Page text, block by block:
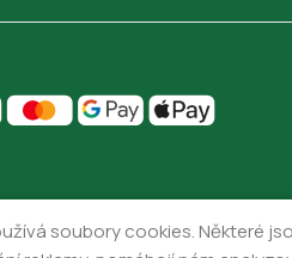
soubory cookies. Některé